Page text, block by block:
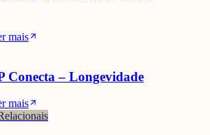
mais
Conecta – Longevidade
mais